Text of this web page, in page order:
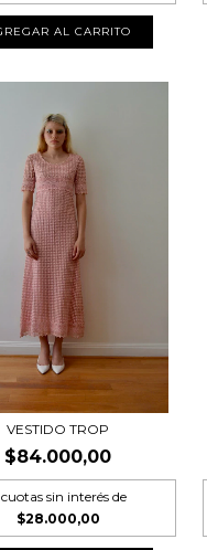
VESTIDO TROP
$84.000,00
cuotas sin interés de
$28.000,00